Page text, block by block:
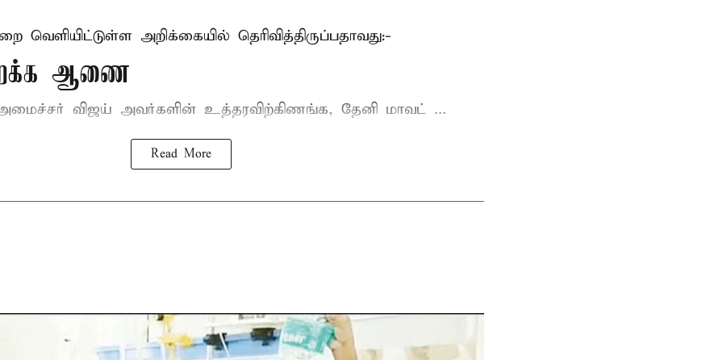
வெளியிட்டுள்ள அறிக்கையில் தெரிவித்திருப்பதாவது:-
ஆணை
விஜய் அவர்களின் உத்தரவிற்கிணங்க, தேனி மாவட் ...
Read More